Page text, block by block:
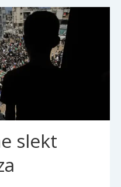
slekt